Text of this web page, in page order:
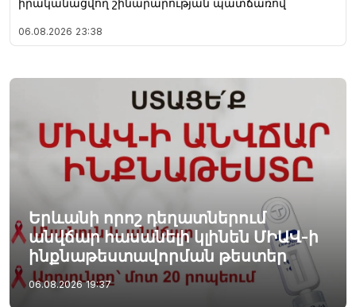
իրականացվող շինարարության պատճառով
06.08.2026 23:38
Երևանի որոշ դեղատներում
անվճար հասանելի կլինեն ՄԻԱՎ-ի
ինքնաթեստավորման թեստեր
06.08.2026 19:37